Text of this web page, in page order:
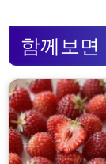
함께보면